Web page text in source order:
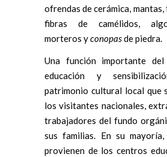
ofrendas de cerámica, mantas,
fibras de camélidos,
morteros yconopasde piedra.
Una función importante
educación y
patrimonio cultural local que
los visitantes nacionales,
trabajadores del fundo
sus familias. En su
provienen de los centros